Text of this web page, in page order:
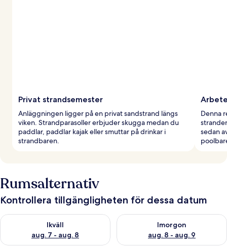
Privat strandsemester
Anläggningen ligger på en privat sandstrand längs
viken. Strandparasoller erbjuder skugga medan du
paddlar, paddlar kajak eller smuttar på drinkar i
strandbaren.
Denna
sedan
Rumsalternativ
Kontrollera tillgängligheten för dessa datum
Ikväll
aug. 7 - aug. 8
Kontrollera tillgängligheten för ikväll aug. 7 - aug. 8
Imorgon
aug. 8 - aug. 9
Kontrollera tillgängligheten